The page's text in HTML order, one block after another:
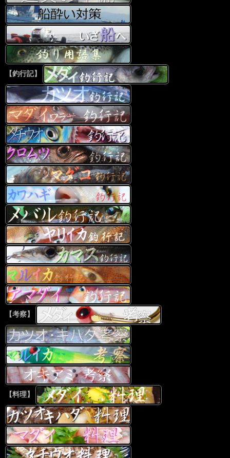
【釣行記】
【考察】
【料理】